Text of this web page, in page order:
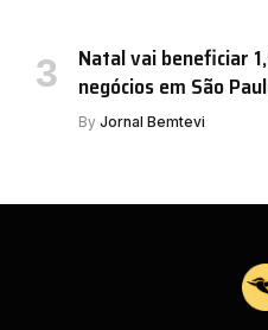
Natal vai beneficiar
negócios em São
By Jornal Bemtevi